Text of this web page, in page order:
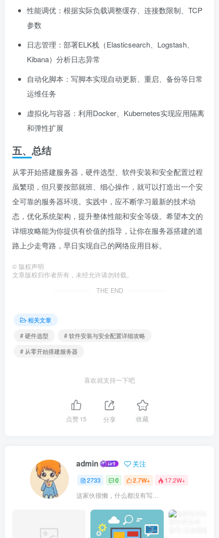
性能调优：根据实际负载调整缓存、连接数限制、TCP
参数
日志管理：部署ELK栈（Elasticsearch、Logstash、
Kibana）分析日志异常
自动化脚本：写脚本实现自动更新、重启、备份等日常
运维任务
虚拟化与容器：利用Docker、Kubernetes实现应用隔离
和弹性扩展
五、总结
从零开始搭建服务器，硬件选型、软件安装和安全配置过程
虽繁琐，但只要按部就班、细心操作，就可以打造出一个安
全可靠的服务器环境。实践中，应不断学习最新的技术动
态，优化系统架构，提升整体性能和安全等级。希望本文的
详细攻略能为你提供有价值的指导，让你在服务器搭建的道
路上少走弯路，早日实现自己的网络应用目标。
© 版权声明
文章版权归作者所有，未经允许请勿转载。
THE END
相关文章
# 硬件选型
# 软件安装与安全配置详细攻略
# 从零开始搭建服务器
喜欢就支持一下吧
点赞15 分享 收藏
admin 关注
2733 0 2.7W+ 17.2W+
这家伙很懒，什么都没有写...